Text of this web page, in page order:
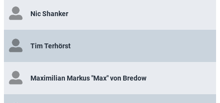
Nic Shanker
Tim Terhörst
Maximilian Markus "Max" von Bredow